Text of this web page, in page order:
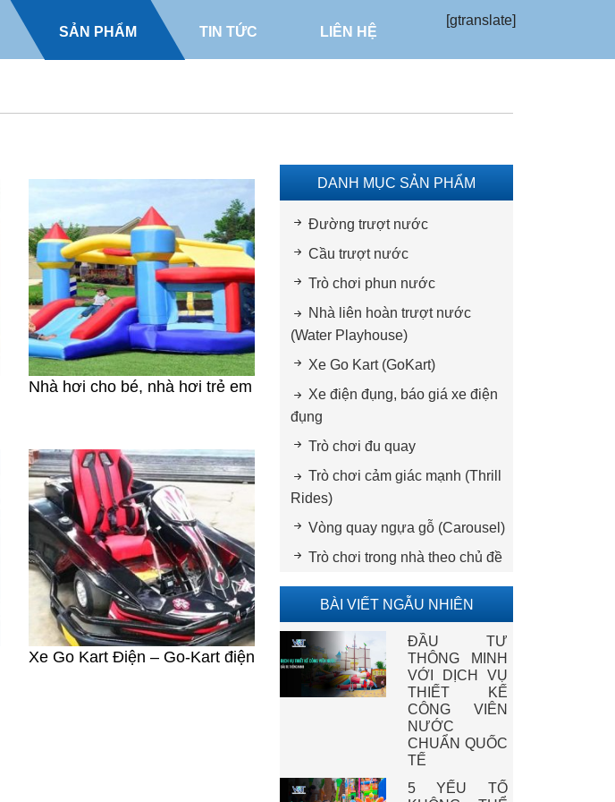
SẢN PHẨM TIN TỨC LIÊN HỆ
[gtranslate]
Nhà hơi cho bé, nhà hơi trẻ em
Xe Go Kart Điện – Go-Kart điện
DANH MỤC SẢN PHẨM
Đường trượt nước
Cầu trượt nước
Trò chơi phun nước
Nhà liên hoàn trượt nước
(Water Playhouse)
Xe Go Kart (GoKart)
Xe điện đụng, báo giá xe điện
đụng
Trò chơi đu quay
Trò chơi cảm giác mạnh (Thrill
Rides)
Vòng quay ngựa gỗ (Carousel)
Trò chơi trong nhà theo chủ đề
BÀI VIẾT NGẪU NHIÊN
ĐẦU TƯ
THÔNG MINH
VỚI DỊCH VỤ
THIẾT KẾ
CÔNG VIÊN
NƯỚC
CHUẨN QUỐC
TẾ
5 YẾU TỐ